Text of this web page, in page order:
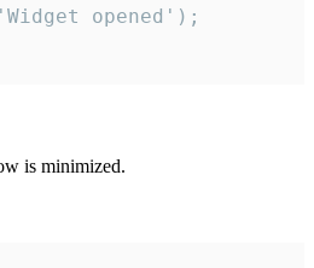
opened');
is minimized.